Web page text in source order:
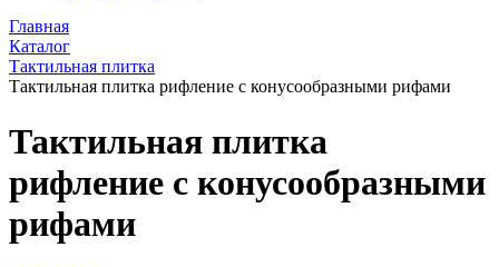
Главная
Каталог
Тактильная плитка
Тактильная плитка рифление с конусообразными рифами
Тактильная плитка
рифление с конусообразными
рифами